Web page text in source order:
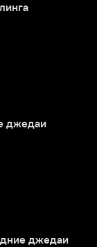
джедаи
джедаи